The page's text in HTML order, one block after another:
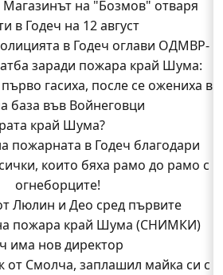
Магазинът на "Бозмов" отваря
в Годеч на 12 август
в Годеч оглави ОДМВР-
Видин
край Шума?
Люлин и Део сред първите
пожара край Шума (СНИМКИ)
пожарната в Годеч благодари
които бяха рамо до рамо с
огнеборците!
треви и храсти изгоряха край
доброволци се хвърлиха в
с огъня (СНИМКИ/ВИДЕО)
в селата
заради пожара край Шума:
гасиха, после се ожениха в
база във Войнеговци
край Шума?
пожарната в Годеч благодари
които бяха рамо до рамо с
огнеборците!
Люлин и Део сред първите
пожара край Шума (СНИМКИ)
има нов директор
Смолча, заплашил майка си с